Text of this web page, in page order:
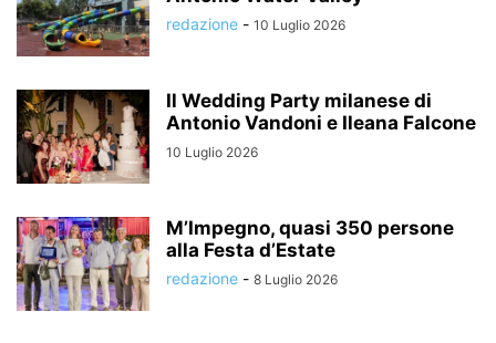
redazione - 10 Luglio 2026
Il Wedding Party milanese di
Antonio Vandoni e Ileana Falcone
10 Luglio 2026
M’Impegno, quasi 350 persone
alla Festa d’Estate
redazione - 8 Luglio 2026